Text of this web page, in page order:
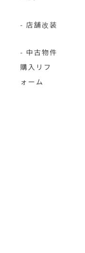
- 店舗改装
- 中古物件
購入リフ
ォーム